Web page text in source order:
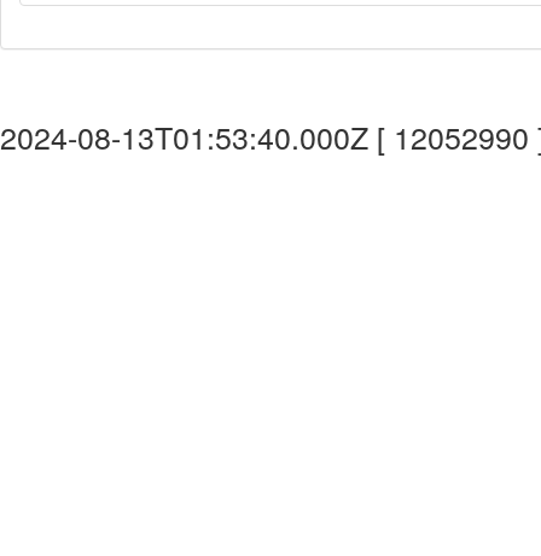
2024-08-13T01:53:40.000Z [ 12052990